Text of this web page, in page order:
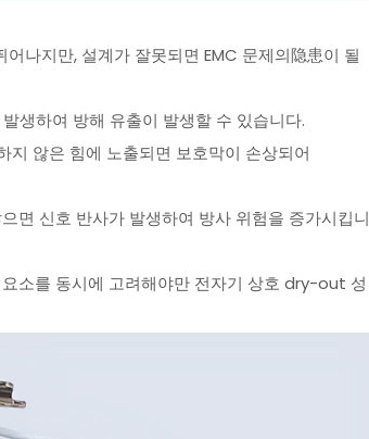
나지만, 설계가 잘못되면 EMC 문제의隐患이 될
생하여 방해 유출이 발생할 수 있습니다.
않은 힘에 노출되면 보호막이 손상되어
면 신호 반사가 발생하여 방사 위험을 증가시킵니
소를 동시에 고려해야만 전자기 상호 dry-out 성